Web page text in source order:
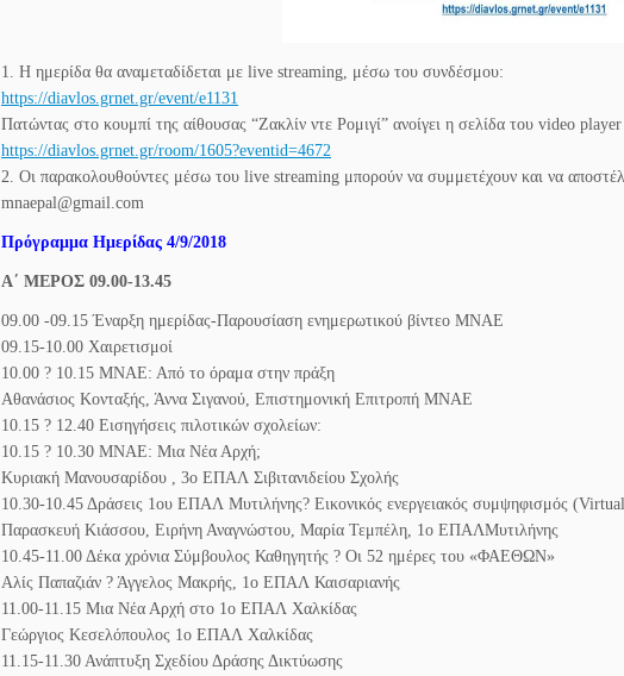
1. Η ημερίδα θα αναμεταδίδεται με live streaming, μέσω του συνδέσμου:
https://diavlos.grnet.gr/event/e1131
Πατώντας στο κουμπί της αίθουσας “Ζακλίν ντε Ρομιγί” ανοίγει η σελίδα του video
https://diavlos.grnet.gr/room/1605?eventid=4672
2. Οι παρακολουθούντες μέσω του live streaming μπορούν να συμμετέχουν και να
mnaepal@gmail.com
Πρόγραμμα Ημερίδας 4/9/2018
Α΄ ΜΕΡΟΣ 09.00-13.45
09.00 -09.15 Έναρξη ημερίδας-Παρουσίαση ενημερωτικού βίντεο ΜΝΑΕ
09.15-10.00 Χαιρετισμοί
10.00 ? 10.15 ΜΝΑΕ: Από το όραμα στην πράξη
Αθανάσιος Κονταξής, Άννα Σιγανού, Επιστημονική Επιτροπή ΜΝΑΕ
10.15 ? 12.40 Εισηγήσεις πιλοτικών σχολείων:
10.15 ? 10.30 ΜΝΑΕ: Μια Νέα Αρχή;
Κυριακή Μανουσαρίδου , 3ο ΕΠΑΛ Σιβιτανιδείου Σχολής
10.30-10.45 Δράσεις 1ου ΕΠΑΛ Μυτιλήνης? Εικονικός ενεργειακός συμψηφισμός
Παρασκευή Κιάσσου, Ειρήνη Αναγνώστου, Μαρία Τεμπέλη, 1ο ΕΠΑΛΜυτιλήνης
10.45-11.00 Δέκα χρόνια Σύμβουλος Καθηγητής ? Οι 52 ημέρες του «ΦΑΕΘΩΝ»
Αλίς Παπαζιάν ? Άγγελος Μακρής, 1ο ΕΠΑΛ Καισαριανής
11.00-11.15 Μια Νέα Αρχή στο 1ο ΕΠΑΛ Χαλκίδας
Γεώργιος Κεσελόπουλος 1ο ΕΠΑΛ Χαλκίδας
11.15-11.30 Ανάπτυξη Σχεδίου Δράσης Δικτύωσης